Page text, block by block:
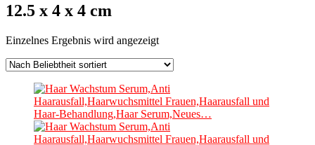
12.5 x 4 x 4 cm
Einzelnes Ergebnis wird angezeigt